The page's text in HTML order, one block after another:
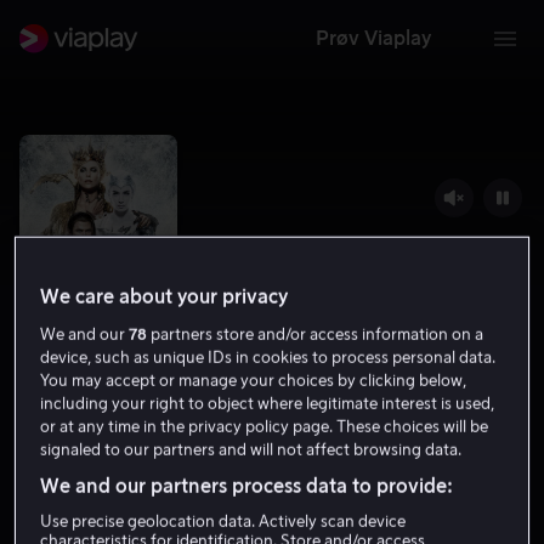
Prøv Viaplay
The Huntsman: Winter's War
Drama Action 1 t 49 min
12 år
We care about your privacy
We and our78 partners store and/or access information on a
device, such as unique IDs in cookies to process personal data.
You may accept or manage your choices by clicking below,
including your right to object where legitimate interest is used,
or at any time in the privacy policy page. These choices will be
signaled to our partners and will not affect browsing data.
We and our partners process data to provide:
Use precise geolocation data. Actively scan device
characteristics for identification. Store and/or access